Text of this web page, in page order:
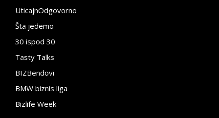
UticajnOdgovorno
Šta jedemo
30 ispod 30
Tasty Talks
BIZBendovi
BMW biznis liga
Bizlife Week